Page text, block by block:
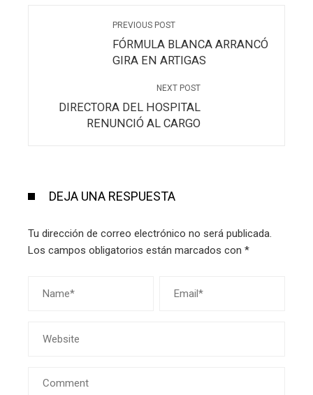
PREVIOUS POST
FÓRMULA BLANCA ARRANCÓ
GIRA EN ARTIGAS
NEXT POST
DIRECTORA DEL HOSPITAL
RENUNCIÓ AL CARGO
DEJA UNA RESPUESTA
Tu dirección de correo electrónico no será publicada.
Los campos obligatorios están marcados con *